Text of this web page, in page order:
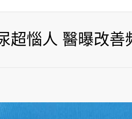
超惱人 醫曝改